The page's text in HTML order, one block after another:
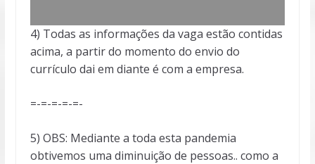
4) Todas as informações da vaga estão contidas
acima, a partir do momento do envio do
currículo dai em diante é com a empresa.
=-=-=-=-=-
5) OBS: Mediante a toda esta pandemia
obtivemos uma diminuição de pessoas.. como a